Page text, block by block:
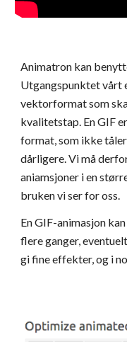
Animatron kan
Utgangspunktet vårt
vektorformat som
kvalitetstap. En GIF
format, som ikke
dårligere. Vi må
aniamsjoner i en
bruken vi ser for oss.
En GIF-animasjon
flere ganger,
gi fine effekter, og i